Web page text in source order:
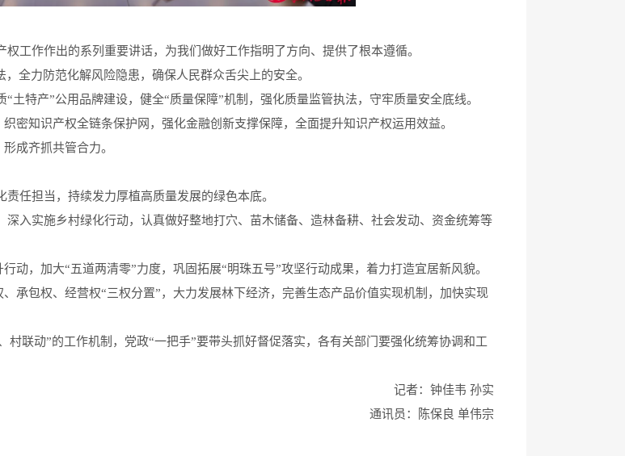
作作出的系列重要讲话，为我们做好工作指明了方向、提供了根本遵循。
全力防范化解风险隐患，确保人民群众舌尖上的安全。
土特产”公用品牌建设，健全“质量保障”机制，强化质量监管执法，守牢质量安全底线。
密知识产权全链条保护网，强化金融创新支撑保障，全面提升知识产权运用效益。
成齐抓共管合力。
任担当，持续发力厚植高质量发展的绿色本底。
入实施乡村绿化行动，认真做好整地打穴、苗木储备、造林备耕、社会发动、资金统筹等
动，加大“五道两清零”力度，巩固拓展“明珠五号”攻坚行动成果，着力打造宜居新风貌。
承包权、经营权“三权分置”，大力发展林下经济，完善生态产品价值实现机制，加快实现
联动”的工作机制，党政“一把手”要带头抓好督促落实，各有关部门要强化统筹协调和工
：钟佳韦 孙实
员：陈保良 单伟宗